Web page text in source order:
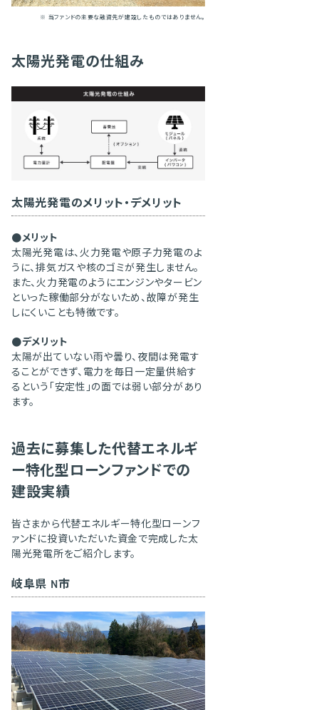
※ 当ファンドの主要な融資先が建設したものではありません。
太陽光発電の仕組み
太陽光発電のメリット・デメリット
●メリット
太陽光発電は、火力発電や原子力発電のよ
うに、排気ガスや核のゴミが発生しません。
また、火力発電のようにエンジンやタービン
といった稼働部分がないため、故障が発生
しにくいことも特徴です。
●デメリット
太陽が出ていない雨や曇り、夜間は発電す
ることができず、電力を毎日一定量供給す
るという「安定性」の面では弱い部分があり
ます。
過去に募集した代替エネルギ
ー特化型ローンファンドでの
建設実績
皆さまから代替エネルギー特化型ローンフ
ァンドに投資いただいた資金で完成した太
陽光発電所をご紹介します。
岐阜県 N市